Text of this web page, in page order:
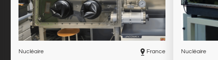
Nucléaire France Nucléaire